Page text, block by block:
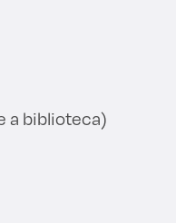
a biblioteca)